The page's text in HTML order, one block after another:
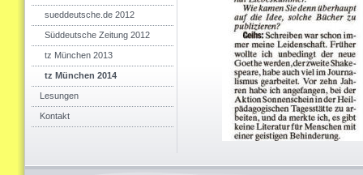
sueddeutsche.de 2012
Süddeutsche Zeitung 2012
tz München 2013
tz München 2014
Lesungen
Kontakt